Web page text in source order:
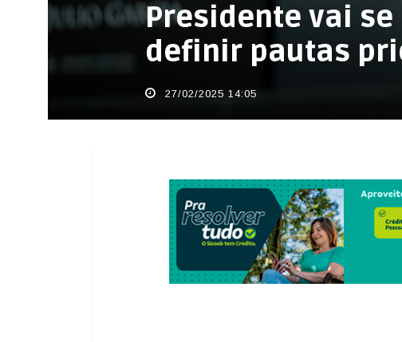
Presidente vai
definir pautas
27/02/2025 14:05